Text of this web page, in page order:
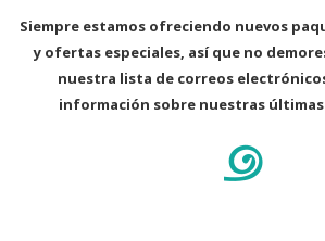
Siempre estamos ofreciendo nuevos
y ofertas especiales, así que no
nuestra lista de correos
información sobre nuestras